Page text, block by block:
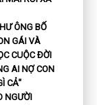
ÔNG BỐ
GÁI VÀ
CUỘC ĐỜI
AI NỢ CON
CẢ"
NGƯỜI